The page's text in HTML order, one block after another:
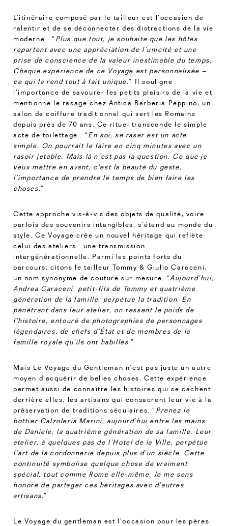
L’itinéraire composé par le tailleur est l’occasion de
ralentir et de se déconnecter des distractions de la vie
moderne : “ Plus que tout, je souhaite que les hôtes
repartent avec une appréciation de l’unicité et une
prise de conscience de la valeur inestimable du temps.
Chaque expérience de ce Voyage est personnalisée –
ce qui la rend tout à fait unique.” Il souligne
l’importance de savourer les petits plaisirs de la vie et
mentionne le rasage chez Antica Barberia Peppino, un
salon de coiffure traditionnel qui sert les Romains
depuis près de 70 ans. Ce rituel transcende le simple
acte de toilettage : “En soi, se raser est un acte
simple. On pourrait le faire en cinq minutes avec un
rasoir jetable. Mais là n’est pas la question. Ce que je
veux mettre en avant, c’est la beauté du geste,
l’importance de prendre le temps de bien faire les
choses.”
Cette approche vis-à-vis des objets de qualité, voire
parfois des souvenirs intangibles, s’étend au monde du
style. Ce Voyage crée un nouvel héritage qui reflète
celui des ateliers : une transmission
intergénérationnelle. Parmi les points forts du
parcours, citons le tailleur Tommy & Giulio Caraceni,
un nom synonyme de couture sur mesure. “ Aujourd’hui,
Andrea Caraceni, petit-fils de Tommy et quatrième
génération de la famille, perpétue la tradition. En
pénétrant dans leur atelier, on ressent le poids de
l’histoire, entouré de photographies de personnages
légendaires, de chefs d’État et de membres de la
famille royale qu’ils ont habillés.”
Mais Le Voyage du Gentleman n’est pas juste un autre
moyen d’acquérir de belles choses. Cette expérience
permet aussi de connaître les histoires qui se cachent
derrière elles, les artisans qui consacrent leur vie à la
préservation de traditions séculaires. “ Prenez le
bottier Calzoleria Marini, aujourd’hui entre les mains
de Daniele, la quatrième génération de sa famille. Leur
atelier, à quelques pas de l’Hotel de la Ville, perpétue
l’art de la cordonnerie depuis plus d’un siècle. Cette
continuité symbolise quelque chose de vraiment
spécial, tout comme Rome elle-même. Je me sens
honoré de partager ces héritages avec d’autres
artisans.”
Le Voyage du gentleman est l’occasion pour les pères